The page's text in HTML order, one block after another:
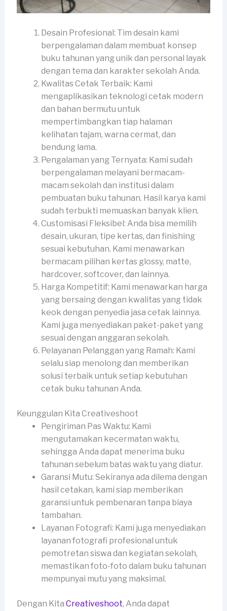
Desain Profesional: Tim desain kami
berpengalaman dalam membuat konsep
buku tahunan yang unik dan personal layak
dengan tema dan karakter sekolah Anda.
Kwalitas Cetak Terbaik: Kami
mengaplikasikan teknologi cetak modern
dan bahan bermutu untuk
mempertimbangkan tiap halaman
kelihatan tajam, warna cermat, dan
bendung lama.
Pengalaman yang Ternyata: Kami sudah
berpengalaman melayani bermacam-
macam sekolah dan institusi dalam
pembuatan buku tahunan. Hasil karya kami
sudah terbukti memuaskan banyak klien.
Customisasi Fleksibel: Anda bisa memilih
desain, ukuran, tipe kertas, dan finishing
sesuai kebutuhan. Kami menawarkan
bermacam pilihan kertas glossy, matte,
hardcover, softcover, dan lainnya.
Harga Kompetitif: Kami menawarkan harga
yang bersaing dengan kwalitas yang tidak
keok dengan penyedia jasa cetak lainnya.
Kami juga menyediakan paket-paket yang
sesuai dengan anggaran sekolah.
Pelayanan Pelanggan yang Ramah: Kami
selalu siap menolong dan memberikan
solusi terbaik untuk setiap kebutuhan
cetak buku tahunan Anda.
Keunggulan Kita Creativeshoot
Pengiriman Pas Waktu: Kami
mengutamakan kecermatan waktu,
sehingga Anda dapat menerima buku
tahunan sebelum batas waktu yang diatur.
Garansi Mutu: Sekiranya ada dilema dengan
hasil cetakan, kami siap memberikan
garansi untuk pembenaran tanpa biaya
tambahan.
Layanan Fotografi: Kami juga menyediakan
layanan fotografi profesional untuk
pemotretan siswa dan kegiatan sekolah,
memastikan foto-foto dalam buku tahunan
mempunyai mutu yang maksimal.
Dengan Kita Creativeshoot, Anda dapat